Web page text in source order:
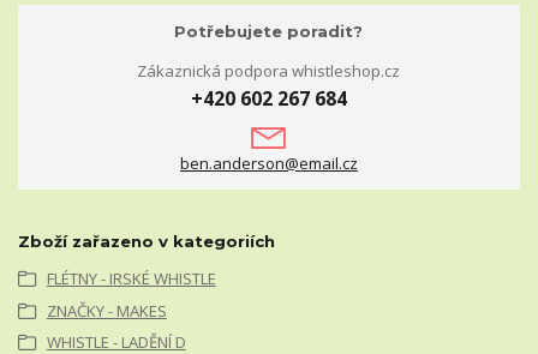
Potřebujete poradit?
Zákaznická podpora whistleshop.cz
+420 602 267 684
ben.anderson@email.cz
Zboží zařazeno v kategoriích
FLÉTNY - IRSKÉ WHISTLE
ZNAČKY - MAKES
WHISTLE - LADĚNÍ D